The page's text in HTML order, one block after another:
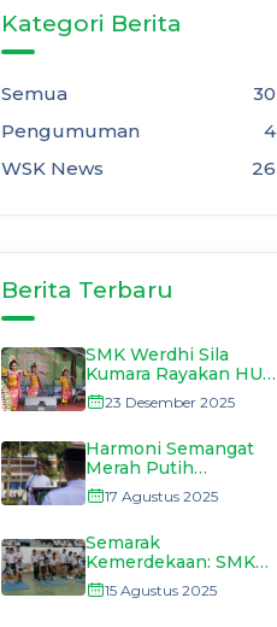
Kategori Berita
Semua
30
Pengumuman
4
WSK News
26
Berita Terbaru
SMK Werdhi Sila
Kumara Rayakan HUT
ke-1823 Desember 2025
Harmoni Semangat
Merah Putih
Menggema...
17 Agustus 2025
Semarak
Kemerdekaan: SMK
Werdhi Sila...
15 Agustus 2025